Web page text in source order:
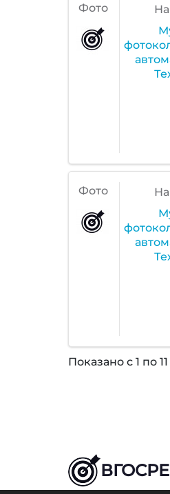
Фото
Фото
Показано с 1 по